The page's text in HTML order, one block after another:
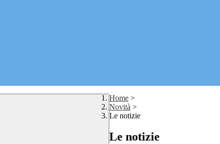
Home >
Novità >
Le notizie
Le notizie